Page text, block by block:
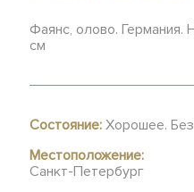
Фаянс, олово. Германия.
см
Состояние: Хорошее.
Местоположение:
Санкт-Петербург